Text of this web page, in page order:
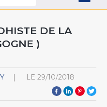
DE LA
)
LE 29/10/2018